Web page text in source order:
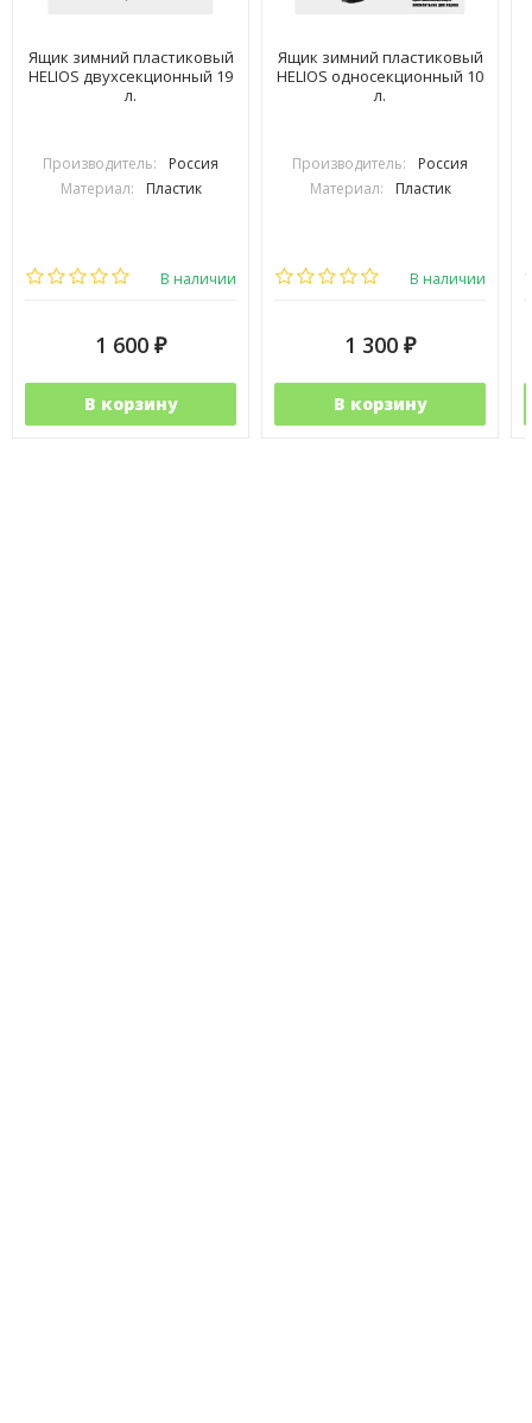
Ящик зимний пластиковый
HELIOS двухсекционный 19
л.
Производитель:
Россия
Материал:
Пластик
В наличии
1 600 ₽
В корзину
Ящик зимний пластиковый
HELIOS односекционный 10
л.
Производитель:
Россия
Материал:
Пластик
В наличии
1 300 ₽
В корзину